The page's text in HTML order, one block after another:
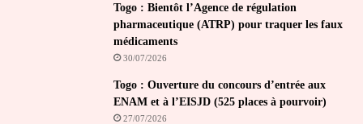
Togo : Bientôt l’Agence de régulation
pharmaceutique (ATRP) pour traquer les faux
médicaments
30/07/2026
Togo : Ouverture du concours d’entrée aux
ENAM et à l’EISJD (525 places à pourvoir)
27/07/2026